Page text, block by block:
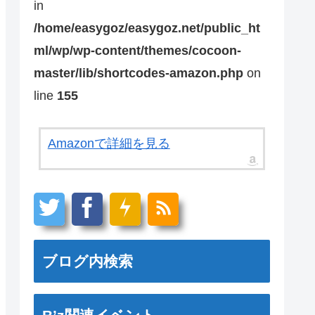
in
/home/easygoz/easygoz.net/public_ht
ml/wp/wp-content/themes/cocoon-
master/lib/shortcodes-amazon.php on
line 155
Amazonで詳細を見る
ブログ内検索